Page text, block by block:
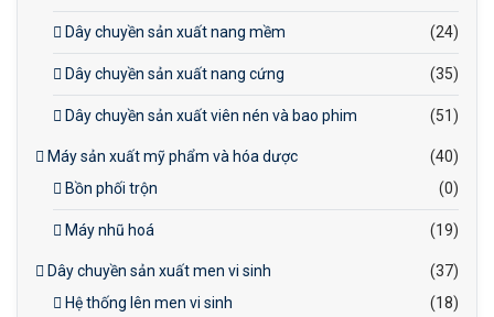
Dây chuyền sản xuất nang mềm (24)
Dây chuyền sản xuất nang cứng (35)
Dây chuyền sản xuất viên nén và bao phim (51)
Máy sản xuất mỹ phẩm và hóa dược
(40)
Bồn phối trộn
(0)
Máy nhũ hoá (19)
Dây chuyền sản xuất men vi sinh
(37)
Hệ thống lên men vi sinh
(18)